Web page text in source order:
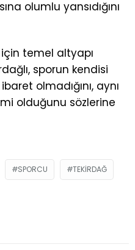
olumlu yansıdığını
temel altyapı
sporun kendisi
olmadığını, aynı
olduğunu sözlerine
SPORCU TEKIRDAĞ